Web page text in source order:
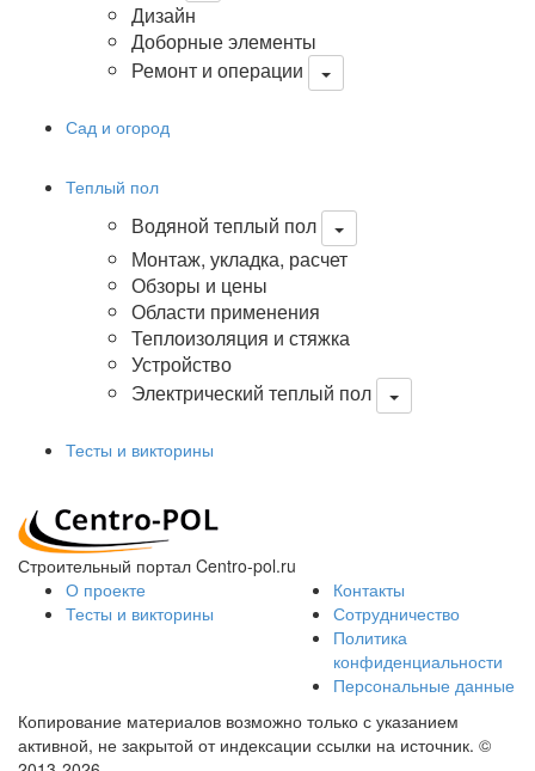
Дизайн
Доборные элементы
Ремонт и операции
Сад и огород
Теплый пол
Водяной теплый пол
Монтаж, укладка, расчет
Обзоры и цены
Области применения
Теплоизоляция и стяжка
Устройство
Электрический теплый пол
Тесты и викторины
Строительный портал Centro-pol.ru
О проекте
Тесты и викторины
Контакты
Сотрудничество
Политика
конфиденциальности
Персональные данные
Копирование материалов возможно только с указанием
активной, не закрытой от индексации ссылки на источник. ©